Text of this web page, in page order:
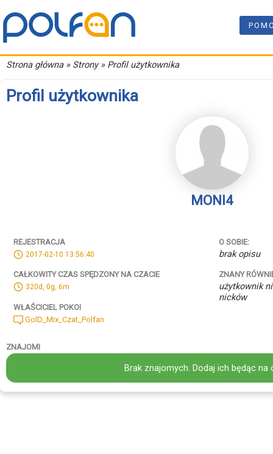
Strona główna» Strony » Profil użytkownika
Profil użytkownika
MONI4
REJESTRACJA
2017-02-10 13:56:40
CAŁKOWITY CZAS SPĘDZONY NA CZACIE
320d, 0g, 6m
WŁAŚCICIEL POKOI
GolD_Mix_Czat_Polfan
O SOBIE:
brak opisu
ZNANY
użytkownik
nicków
ZNAJOMI
Brak znajomych. Dodaj ich będąc na